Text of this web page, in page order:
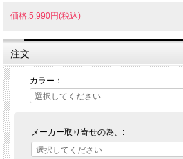
価格:5,990円(税込)
注文
カラー：
メーカー取り寄せの為、: